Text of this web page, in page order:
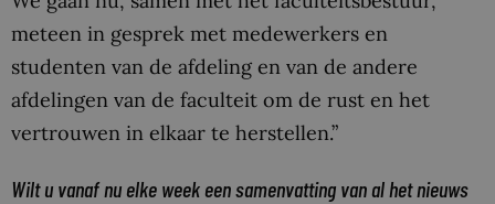
meteen in gesprek met medewerkers en
studenten van de afdeling en van de andere
afdelingen van de faculteit om de rust en het
vertrouwen in elkaar te herstellen.”
Wilt u vanaf nu elke week een samenvatting van al het nieuws